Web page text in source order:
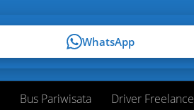
Bus Pariwisata Driver Freelance
WhatsApp